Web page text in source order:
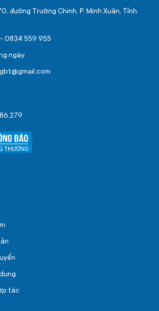
đường Trường Chinh, P. Minh Xuân, Tỉnh
- 0834 559 955
ngày
tác